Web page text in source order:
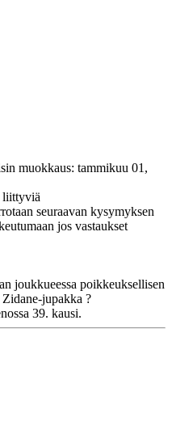
muokkaus: tammikuu 01,
liittyviä
seuraavan kysymyksen
jos vastaukset
joukkueessa poikkeuksellisen
jupakka ?
39. kausi.